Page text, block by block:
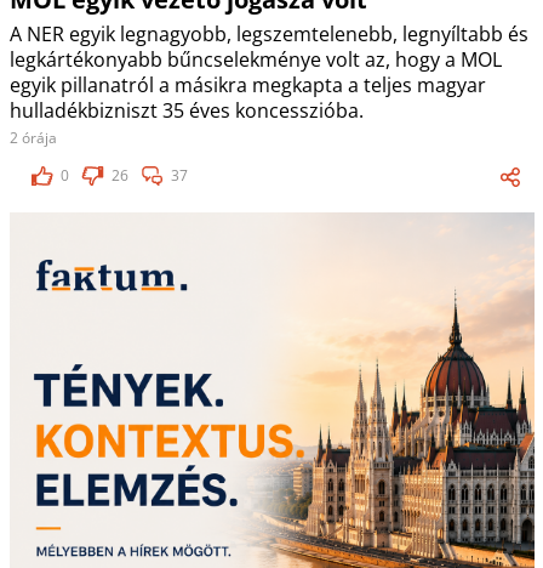
A NER egyik legnagyobb, legszemtelenebb, legnyíltabb és
legkártékonyabb bűncselekménye volt az, hogy a MOL
egyik pillanatról a másikra megkapta a teljes magyar
hulladékbizniszt 35 éves koncesszióba.
2 órája
0
26 37